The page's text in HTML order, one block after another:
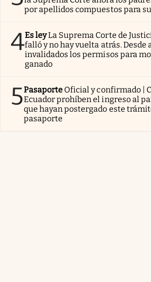
por apellidos compuestos para
4Es leyLa Suprema Corte de
falló y no hay vuelta atrás. Desde
invalidados los permisos para
ganado
5Pasaporte Oficial y confirmado |
Ecuador prohíben el ingreso al
que hayan postergado este
pasaporte